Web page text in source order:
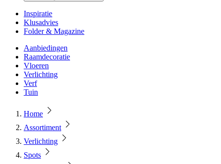
Inspiratie
Klusadvies
Folder & Magazine
Aanbiedingen
Raamdecoratie
Vloeren
Verlichting
Verf
Tuin
Home
Assortiment
Verlichting
Spots